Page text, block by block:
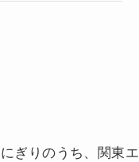
ぎりのうち、関東エ